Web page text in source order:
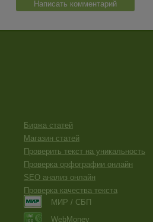
Написать комментарий
Биржа статей
Магазин статей
Проверить текст на уникальность
Проверка орфографии онлайн
SEO анализ онлайн
Проверка качества текста
МИР / СБП
WebMoney